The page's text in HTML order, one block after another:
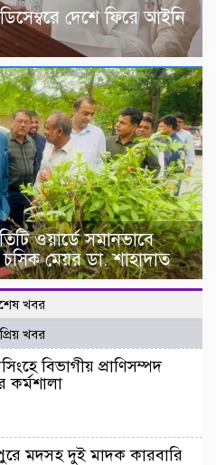
দেশে ফিরে আইনি
ওয়ার্ডে সমানভাবে
মেয়র ডা. শাহাদাত
খবর
খবর
বিভাগীয় প্রাণিসম্পদ
কর্মশালা
মদসহ দুই মাদক কারবারি